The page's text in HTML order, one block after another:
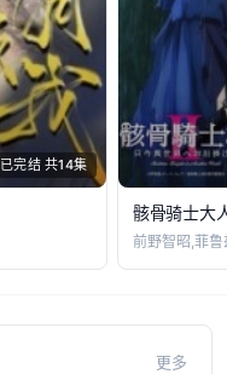
已完结 共14集
骸骨骑士大
前野智昭,菲鲁
更多